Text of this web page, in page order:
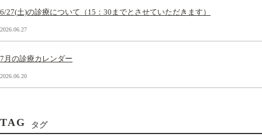
6/27(土)の診療について（15：30までとさせていただきます）
2026.06.27
7月の診療カレンダー
2026.06.20
TAG タグ